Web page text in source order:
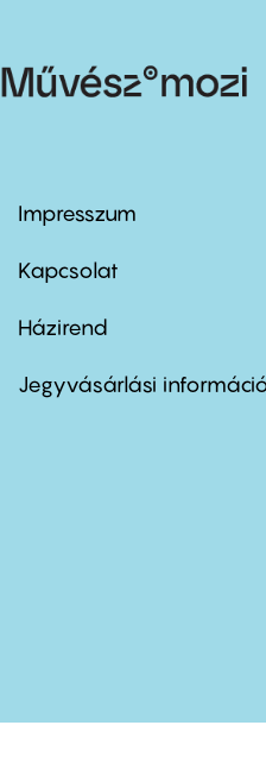
Footer
first
Impresszum
Kapcsolat
Footer
second
Házirend
Jegyvásárlási